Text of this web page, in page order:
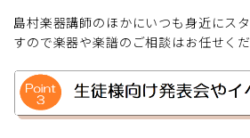
島村楽器講師のほかにいつも身近にス
すので楽器や楽譜のご相談はお任せくだ